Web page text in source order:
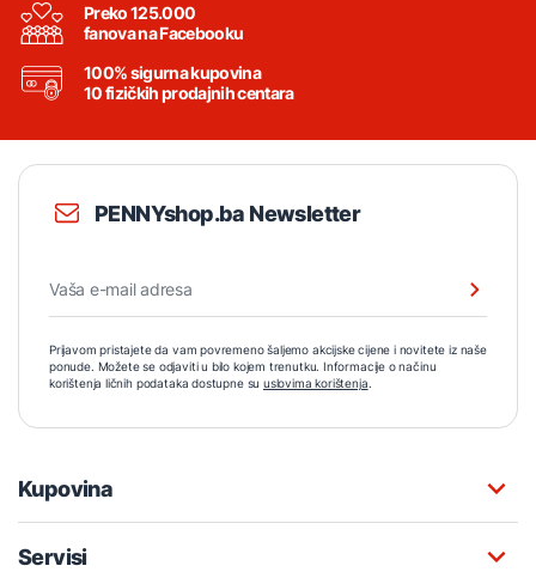
Preko 125.000
fanova na Facebooku
100% sigurna kupovina
10 fizičkih prodajnih centara
PENNYshop.ba Newsletter
Prijavom pristajete da vam povremeno šaljemo akcijske cijene i novitete iz naše
ponude. Možete se odjaviti u bilo kojem trenutku. Informacije o načinu
korištenja ličnih podataka dostupne su uslovima korištenja.
Kupovina
Servisi